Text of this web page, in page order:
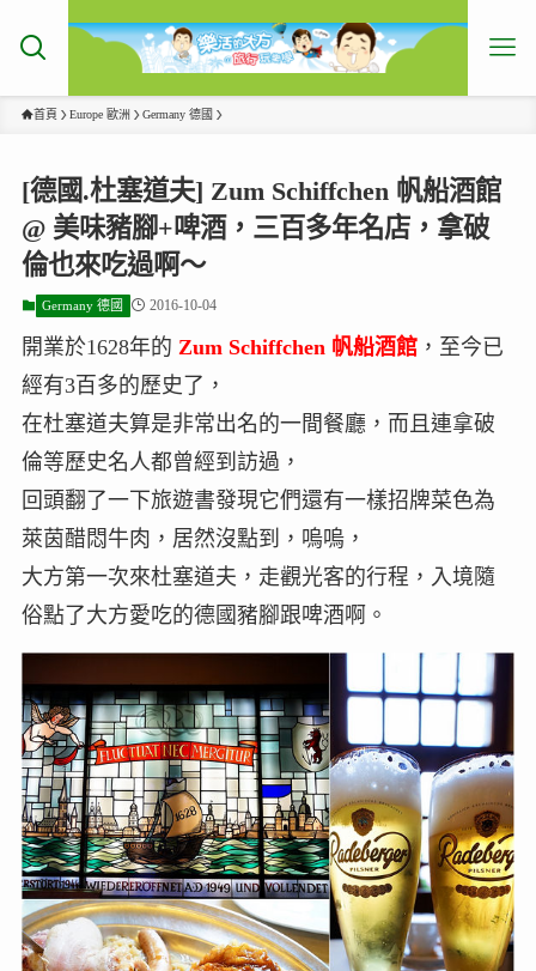
首頁 Europe 歐洲 Germany 德國
[德國.杜塞道夫] Zum Schiffchen 帆船酒館
@ 美味豬腳+啤酒，三百多年名店，拿破
倫也來吃過啊～
Germany 德國 2016-10-04
開業於1628年的 Zum Schiffchen 帆船酒館，至今已
經有3百多的歷史了，
在杜塞道夫算是非常出名的一間餐廳，而且連拿破
倫等歷史名人都曾經到訪過，
回頭翻了一下旅遊書發現它們還有一樣招牌菜色為
萊茵醋悶牛肉，居然沒點到，嗚嗚，
大方第一次來杜塞道夫，走觀光客的行程，入境隨
俗點了大方愛吃的德國豬腳跟啤酒啊。